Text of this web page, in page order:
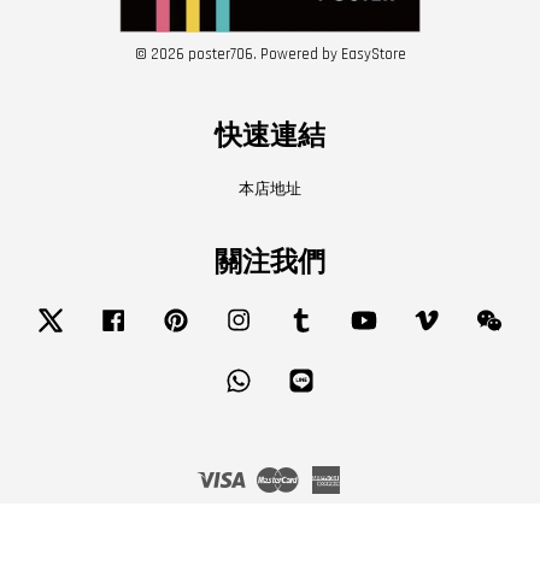
© 2026 poster706. Powered by EasyStore
快速連結
本店地址
關注我們
Twitter Facebook Pinterest Instagram Tumblr YouTube Vimeo
Whatsapp
Visa Master